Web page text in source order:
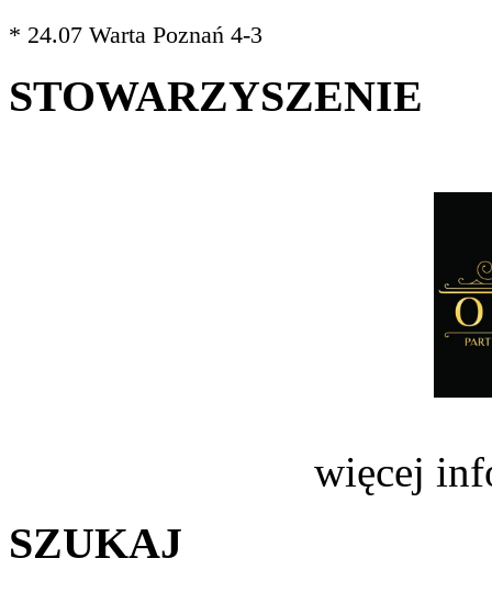
* 24.07 Warta Poznań 4-3
STOWARZYSZENIE
więcej
SZUKAJ